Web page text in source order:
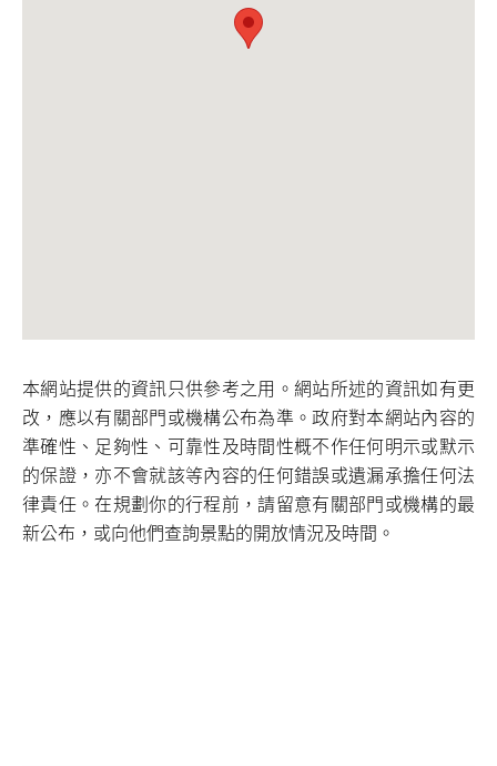
本網站提供的資訊只供參考之用。網站所述的資訊如有更
改，應以有關部門或機構公布為準。政府對本網站內容的
準確性、足夠性、可靠性及時間性概不作任何明示或默示
的保證，亦不會就該等內容的任何錯誤或遺漏承擔任何法
律責任。在規劃你的行程前，請留意有關部門或機構的最
新公布，或向他們查詢景點的開放情況及時間。